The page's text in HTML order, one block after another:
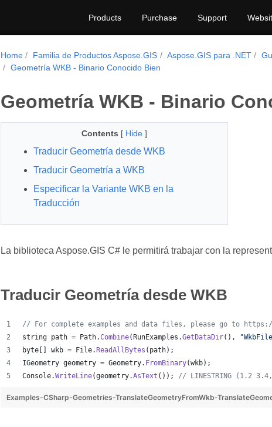
Products Purchase Support
Home Familia de Productos Aspose.GIS Aspose.GIS para .NET
Geometría WKB - Binario Conocido Bien
Geometría WKB - Binario
Contents [ Hide ]
Traducir Geometría desde WKB
Traducir Geometría a WKB
Especificar la Variante WKB en la
Traducción
La biblioteca Aspose.GIS C# le permitirá trabajar con la
Traducir Geometría desde WKB
// For complete examples and data files, please go to https://
string
path = Path.Combine( RunExamples .GetDataDir( ) ,
byte[ wkb = File. ReadAllBytes ( path) ;
IGeometry geometry = Geometry. FromBinary(wkb) ;
Console.WriteLine(geometry.AsText ( ) ) ; // LINESTRING (1.2
Examples-CSharp-Geometries-TranslateGeometryFromWkb-